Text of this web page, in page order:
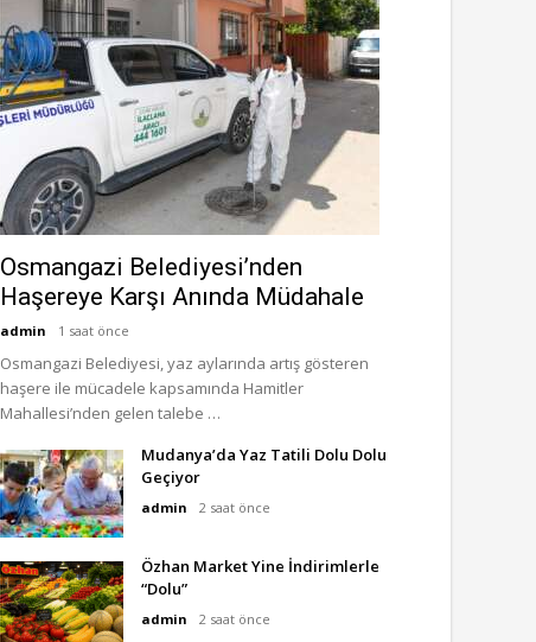
Osmangazi Belediyesi’nden
Haşereye Karşı Anında Müdahale
admin 1 saat önce
Osmangazi Belediyesi, yaz aylarında artış gösteren
haşere ile mücadele kapsamında Hamitler
Mahallesi’nden gelen talebe …
Mudanya’da Yaz Tatili Dolu Dolu
Geçiyor
admin 2 saat önce
Özhan Market Yine İndirimlerle
“Dolu”
admin 2 saat önce